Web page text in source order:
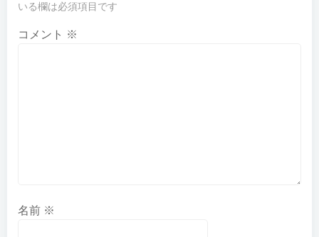
ゲ
いる欄は必須項目です
コメント ※
名前 ※